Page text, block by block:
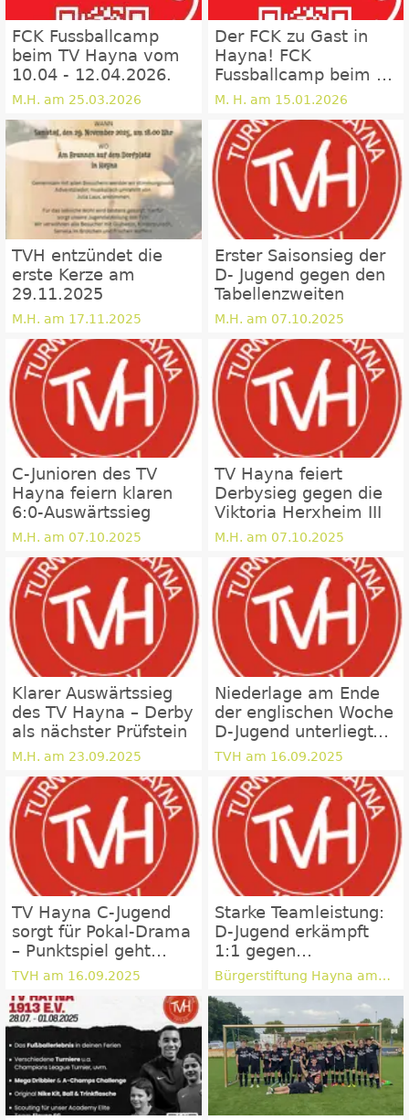
M.H. am 25.03.2026
FCK Fussballcamp
beim TV Hayna vom
10.04 - 12.04.2026.
M. H. am 15.01.2026
Der FCK zu Gast in
Hayna! FCK
Fussballcamp beim TV
Hayna vom 10.04 -
M.H. am 17.11.2025
TVH entzündet die
erste Kerze am
29.11.2025
M.H. am 07.10.2025
Erster Saisonsieg der
D- Jugend gegen den
Tabellenzweiten
M.H. am 07.10.2025
C-Junioren des TV
Hayna feiern klaren
6:0-Auswärtssieg
M.H. am 07.10.2025
TV Hayna feiert
Derbysieg gegen die
Viktoria Herxheim III
M.H. am 23.09.2025
Klarer Auswärtssieg
des TV Hayna – Derby
als nächster Prüfstein
TVH am 16.09.2025
Niederlage am Ende
der englischen Woche
D-Jugend unterliegt
0:5 in Minfeld II
TVH am 16.09.2025
TV Hayna C-Jugend
sorgt für Pokal-Drama
– Punktspiel geht
knapp verloren
Bürgerstiftung Hayna am
Starke Teamleistung:
D-Jugend erkämpft
1:1 gegen
Knittelsheim! ⚽💪🔥